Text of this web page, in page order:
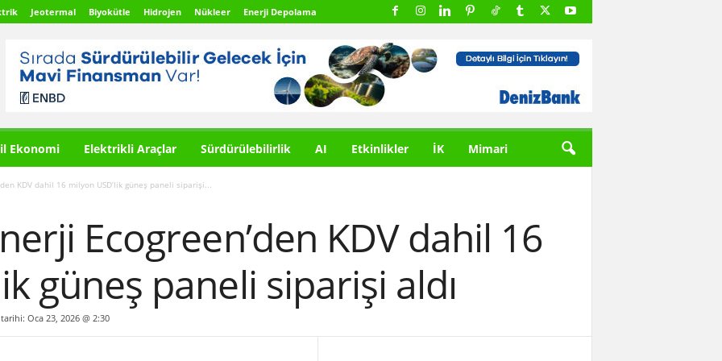
Jeotermal Biyokütle Hidrojen Nükleer Enerji Depolama
Ekonomi Elektrikli Araçlar Sürdürülebilirlik AI Etkinlikler İK Mimari
KDV dahil 16 milyon USD’lik güneş paneli siparişi...
Ecogreen’den KDV dahil 16
güneş paneli siparişi aldı
Oca 23, 2026 @ 2:30